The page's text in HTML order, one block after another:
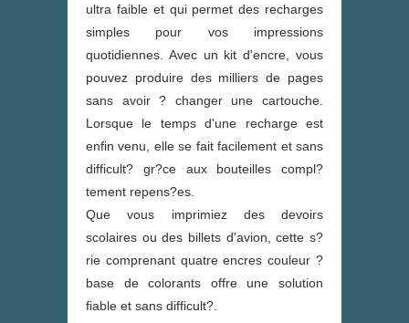
ultra faible et qui permet des recharges
simples pour vos impressions
quotidiennes. Avec un kit d'encre, vous
pouvez produire des milliers de pages
sans avoir ? changer une cartouche.
Lorsque le temps d'une recharge est
enfin venu, elle se fait facilement et sans
difficult? gr?ce aux bouteilles compl?
tement repens?es.
Que vous imprimiez des devoirs
scolaires ou des billets d'avion, cette s?
rie comprenant quatre encres couleur ?
base de colorants offre une solution
fiable et sans difficult?.